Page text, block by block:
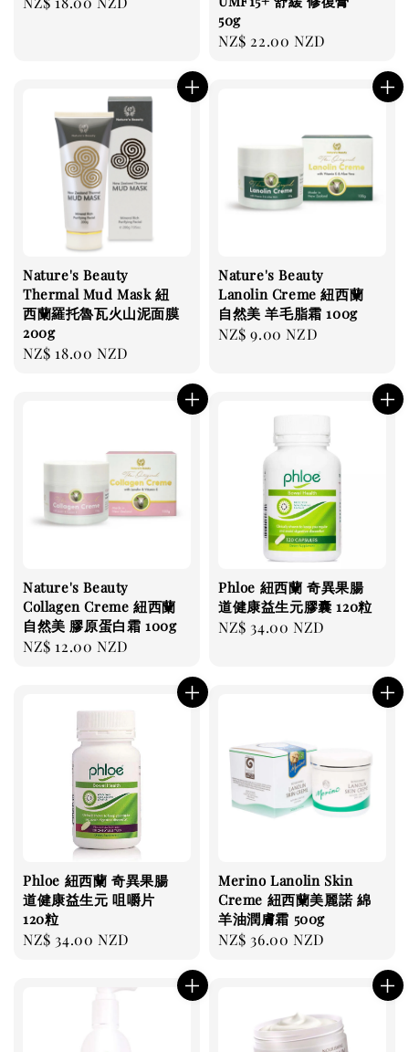
50g
Regular
NZ$ 22.00 NZD
Nature's Beauty
Thermal Mud Mask 紐
西蘭羅托魯瓦火山泥面膜
200g
Regular
NZ$ 18.00 NZD
Nature's Beauty
Lanolin Creme 紐西蘭
自然美 羊毛脂霜 100g
Regular
NZ$ 9.00 NZD
Nature's Beauty
Collagen Creme 紐西蘭
自然美 膠原蛋白霜 100g
Regular
NZ$ 12.00 NZD
Phloe 紐西蘭 奇異果腸
道健康益生元膠囊 120粒
Regular
NZ$ 34.00 NZD
Phloe 紐西蘭 奇異果腸
道健康益生元 咀嚼片
120粒
Regular
NZ$ 34.00 NZD
Merino Lanolin Skin
Creme 紐西蘭美麗諾 綿
羊油潤膚霜 500g
Regular
NZ$ 36.00 NZD